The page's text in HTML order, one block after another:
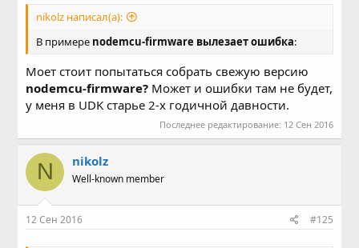
nikolz написал(а):
В примере nodemcu-firmware вылезает ошибка:
Моет стоит попытаться собрать свежую версию
nodemcu-firmware? Может и ошибки там не будет,
у меня в UDK старье 2-х годичной давности.
Последнее редактирование: 12 Сен 2016
N nikolz
Well-known member
12 Сен 2016 #125